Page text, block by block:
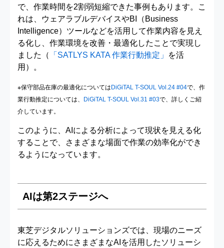
で、作業時間を2割弱短縮できた事例もあります。こ
れは、ウェアラブルデバイスやBI（Business
Intelligence）ツールなどを活用して作業内容を見え
る化し、作業環境を改善・最適化したことで実現し
ました（
「SATLYS KATA 作業行動推定」
を活
用）。
※保守部品在庫の最適化については DiGiTAL T-SOUL Vol.24 #04で、作
業行動推定については、
DiGiTAL T-SOUL Vol.31 #03で、詳しくご紹
介しています。
このように、AIによる分析によって現状を見える化
することで、さまざまな場面で作業の効率化ができ
るようになっています。
AIは第2ステージへ
東芝デジタルソリューションズでは、現場のニーズ
に応えるためにさまざまなAIを活用したソリューシ